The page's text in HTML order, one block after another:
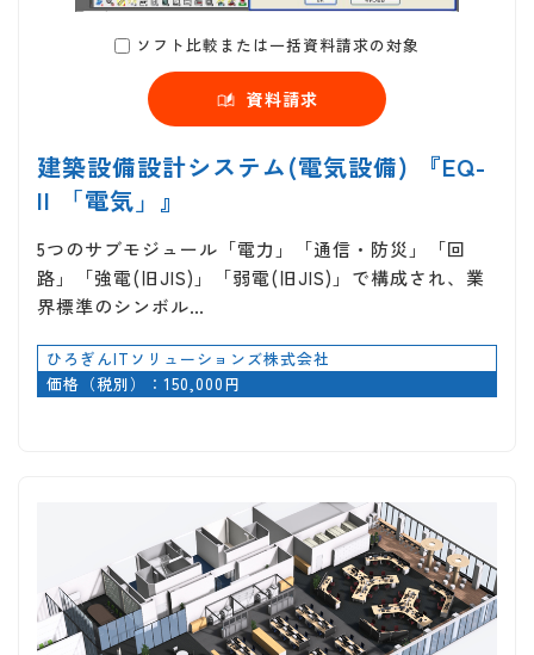
ソフト比較または一括資料請求の対象
資料請求
建築設備設計システム(電気設備) 『EQ-
II 「電気」』
5つのサブモジュール「電力」「通信・防災」「回
路」「強電(旧JIS)」「弱電(旧JIS)」で構成され、業
界標準のシンボル…
ひろぎんITソリューションズ株式会社
価格（税別）：150,000円